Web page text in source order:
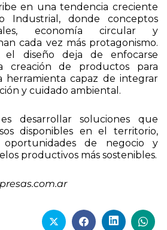
en una tendencia creciente
Industrial, donde conceptos
economía circular y
cada vez más protagonismo.
el diseño deja de enfocarse
creación de productos para
herramienta capaz de integrar
y cuidado ambiental.
desarrollar soluciones que
disponibles en el territorio,
oportunidades de negocio y
productivos más sostenibles.